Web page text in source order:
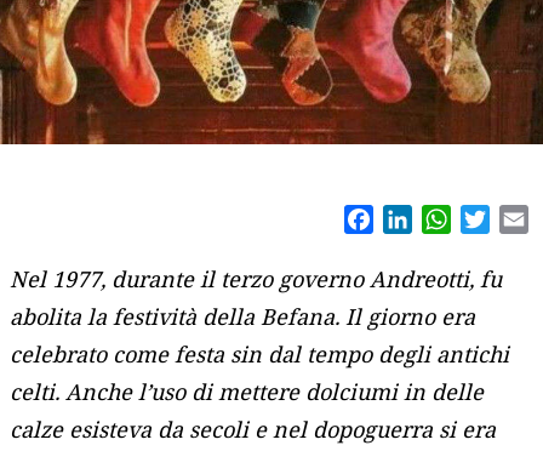
FacebookLinkedIn
Nel 1977, durante il terzo governo Andreotti, fu
abolita la festività della Befana. Il giorno era
celebrato come festa sin dal tempo degli antichi
celti. Anche l’uso di mettere dolciumi in delle
calze esisteva da secoli e nel dopoguerra si era